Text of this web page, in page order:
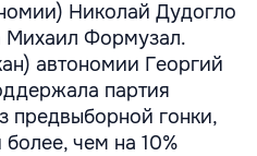
Николай Дудогло
Михаил Формузал.
автономии Георгий
партия
предвыборной гонки,
более, чем на 10%